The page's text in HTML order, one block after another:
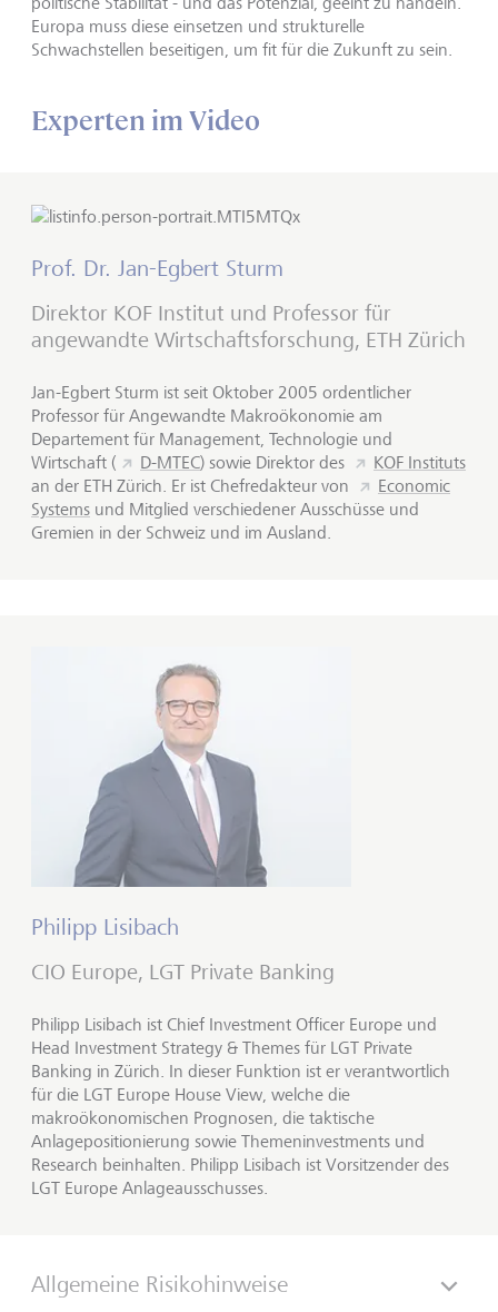
Europa muss diese einsetzen und strukturelle
Schwachstellen beseitigen, um fit für die Zukunft zu sein.
Experten im Video
Prof. Dr. Jan-Egbert Sturm
Direktor KOF Institut und Professor für
angewandte Wirtschaftsforschung, ETH Zürich
Jan-Egbert Sturm ist seit Oktober 2005 ordentlicher
Professor für Angewandte Makroökonomie am
Departement für Management, Technologie und
Wirtschaft (
D-MTEC) sowie Direktor des
KOF Instituts
an der ETH Zürich. Er ist Chefredakteur von
Economic
Systems und Mitglied verschiedener Ausschüsse und
Gremien in der Schweiz und im Ausland.
Philipp Lisibach
CIO Europe, LGT Private Banking
Philipp Lisibach ist Chief Investment Officer Europe und
Head Investment Strategy & Themes für LGT Private
Banking in Zürich. In dieser Funktion ist er verantwortlich
für die LGT Europe House View, welche die
makroökonomischen Prognosen, die taktische
Anlagepositionierung sowie Themeninvestments und
Research beinhalten. Philipp Lisibach ist Vorsitzender des
LGT Europe Anlageausschusses.
Allgemeine Risikohinweise